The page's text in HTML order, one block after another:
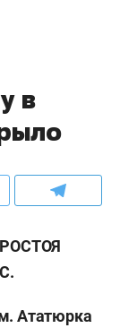
в
Ататюрка